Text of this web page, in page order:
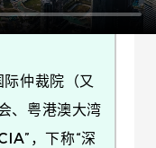
仲裁院（又
、粤港澳大湾
，下称“深